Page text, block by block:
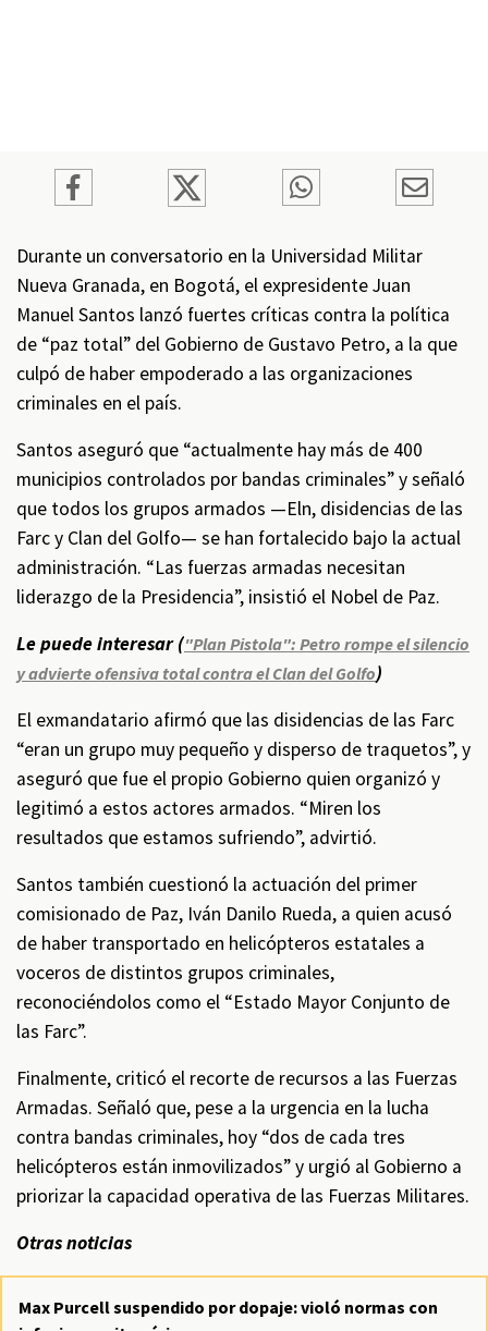
Durante un conversatorio en la Universidad Militar
Nueva Granada, en Bogotá, el expresidente Juan
Manuel Santos lanzó fuertes críticas contra la política
de “paz total” del Gobierno de Gustavo Petro, a la que
culpó de haber empoderado a las organizaciones
criminales en el país.
Santos aseguró que “actualmente hay más de 400
municipios controlados por bandas criminales” y señaló
que todos los grupos armados —Eln, disidencias de las
Farc y Clan del Golfo— se han fortalecido bajo la actual
administración. “Las fuerzas armadas necesitan
liderazgo de la Presidencia”, insistió el Nobel de Paz.
Le puede interesar ("Plan Pistola": Petro rompe el silencio
y advierte ofensiva total contra el Clan del Golfo)
El exmandatario afirmó que las disidencias de las Farc
“eran un grupo muy pequeño y disperso de traquetos”, y
aseguró que fue el propio Gobierno quien organizó y
legitimó a estos actores armados. “Miren los
resultados que estamos sufriendo”, advirtió.
Santos también cuestionó la actuación del primer
comisionado de Paz, Iván Danilo Rueda, a quien acusó
de haber transportado en helicópteros estatales a
voceros de distintos grupos criminales,
reconociéndolos como el “Estado Mayor Conjunto de
las Farc”.
Finalmente, criticó el recorte de recursos a las Fuerzas
Armadas. Señaló que, pese a la urgencia en la lucha
contra bandas criminales, hoy “dos de cada tres
helicópteros están inmovilizados” y urgió al Gobierno a
priorizar la capacidad operativa de las Fuerzas Militares.
Otras noticias
Max Purcell suspendido por dopaje: violó normas con